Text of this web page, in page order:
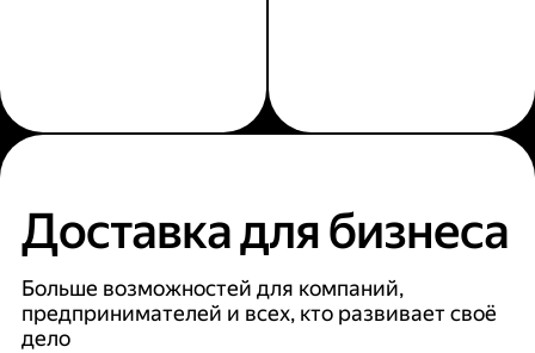
Доставка для бизнеса
Больше возможностей для компаний,
предпринимателей и всех, кто развивает своё
дело